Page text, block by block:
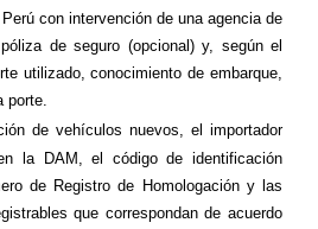
con intervención de una agencia de
de seguro (opcional) y, según el
utilizado, conocimiento de embarque,
porte.
de vehículos nuevos, el importador
la DAM, el código de identificación
de Registro de Homologación y las
que correspondan de acuerdo